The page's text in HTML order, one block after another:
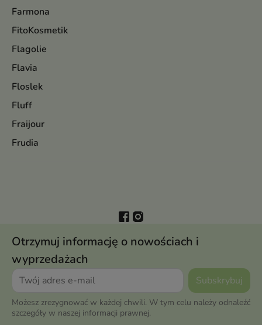
Farmona
FitoKosmetik
Flagolie
Flavia
Floslek
Fluff
Fraijour
Frudia
Otrzymuj informację o nowościach i
wyprzedażach
Możesz zrezygnować w każdej chwili. W tym celu należy odnaleźć
szczegóły w naszej informacji prawnej.